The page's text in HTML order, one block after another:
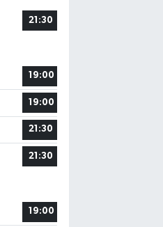
21:30
19:00
19:00
21:30
21:30
19:00